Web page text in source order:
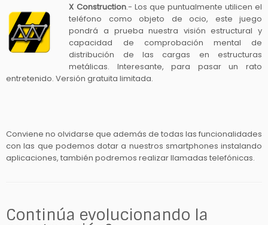
X Construction.- Los que puntualmente utilicen el
teléfono como objeto de ocio, este juego
pondrá a prueba nuestra visión estructural y
capacidad de comprobación mental de
distribución de las cargas en estructuras
metálicas. Interesante, para pasar un rato
entretenido. Versión gratuita limitada.
Conviene no olvidarse que además de todas las funcionalidades
con las que podemos dotar a nuestros smartphones instalando
aplicaciones, también podremos realizar llamadas telefónicas.
Continúa evolucionando la